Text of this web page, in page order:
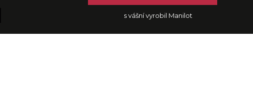
s vášní vyrobil Manilot